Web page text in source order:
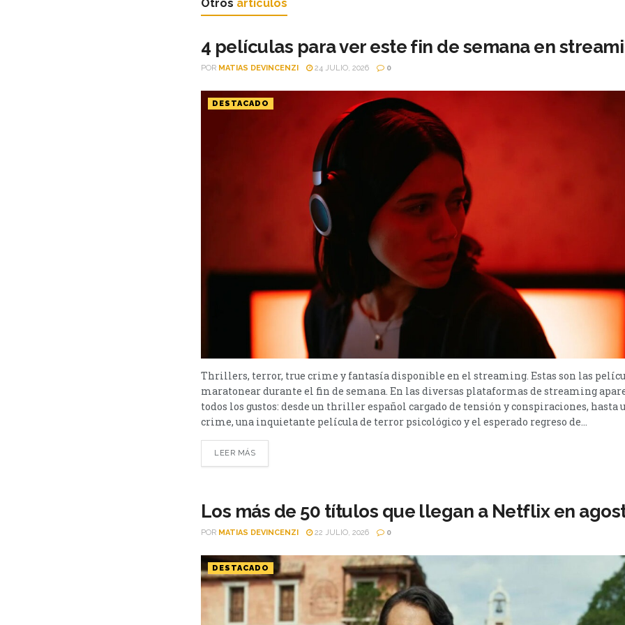
Otros artículos
4 películas para ver este fin de semana en
POR MATIAS DEVINCENZI 24 JULIO, 2026 0
DESTACADO
Thrillers, terror, true crime y fantasía disponible en el streaming. Estas son las
maratonear durante el fin de semana. En las diversas plataformas de streaming
todos los gustos: desde un thriller español cargado de tensión y conspiraciones, hasta
crime, una inquietante película de terror psicológico y el esperado regreso de...
LEER MÁS
Los más de 50 títulos que llegan a Netflix en
POR MATIAS DEVINCENZI 22 JULIO, 2026 0
DESTACADO